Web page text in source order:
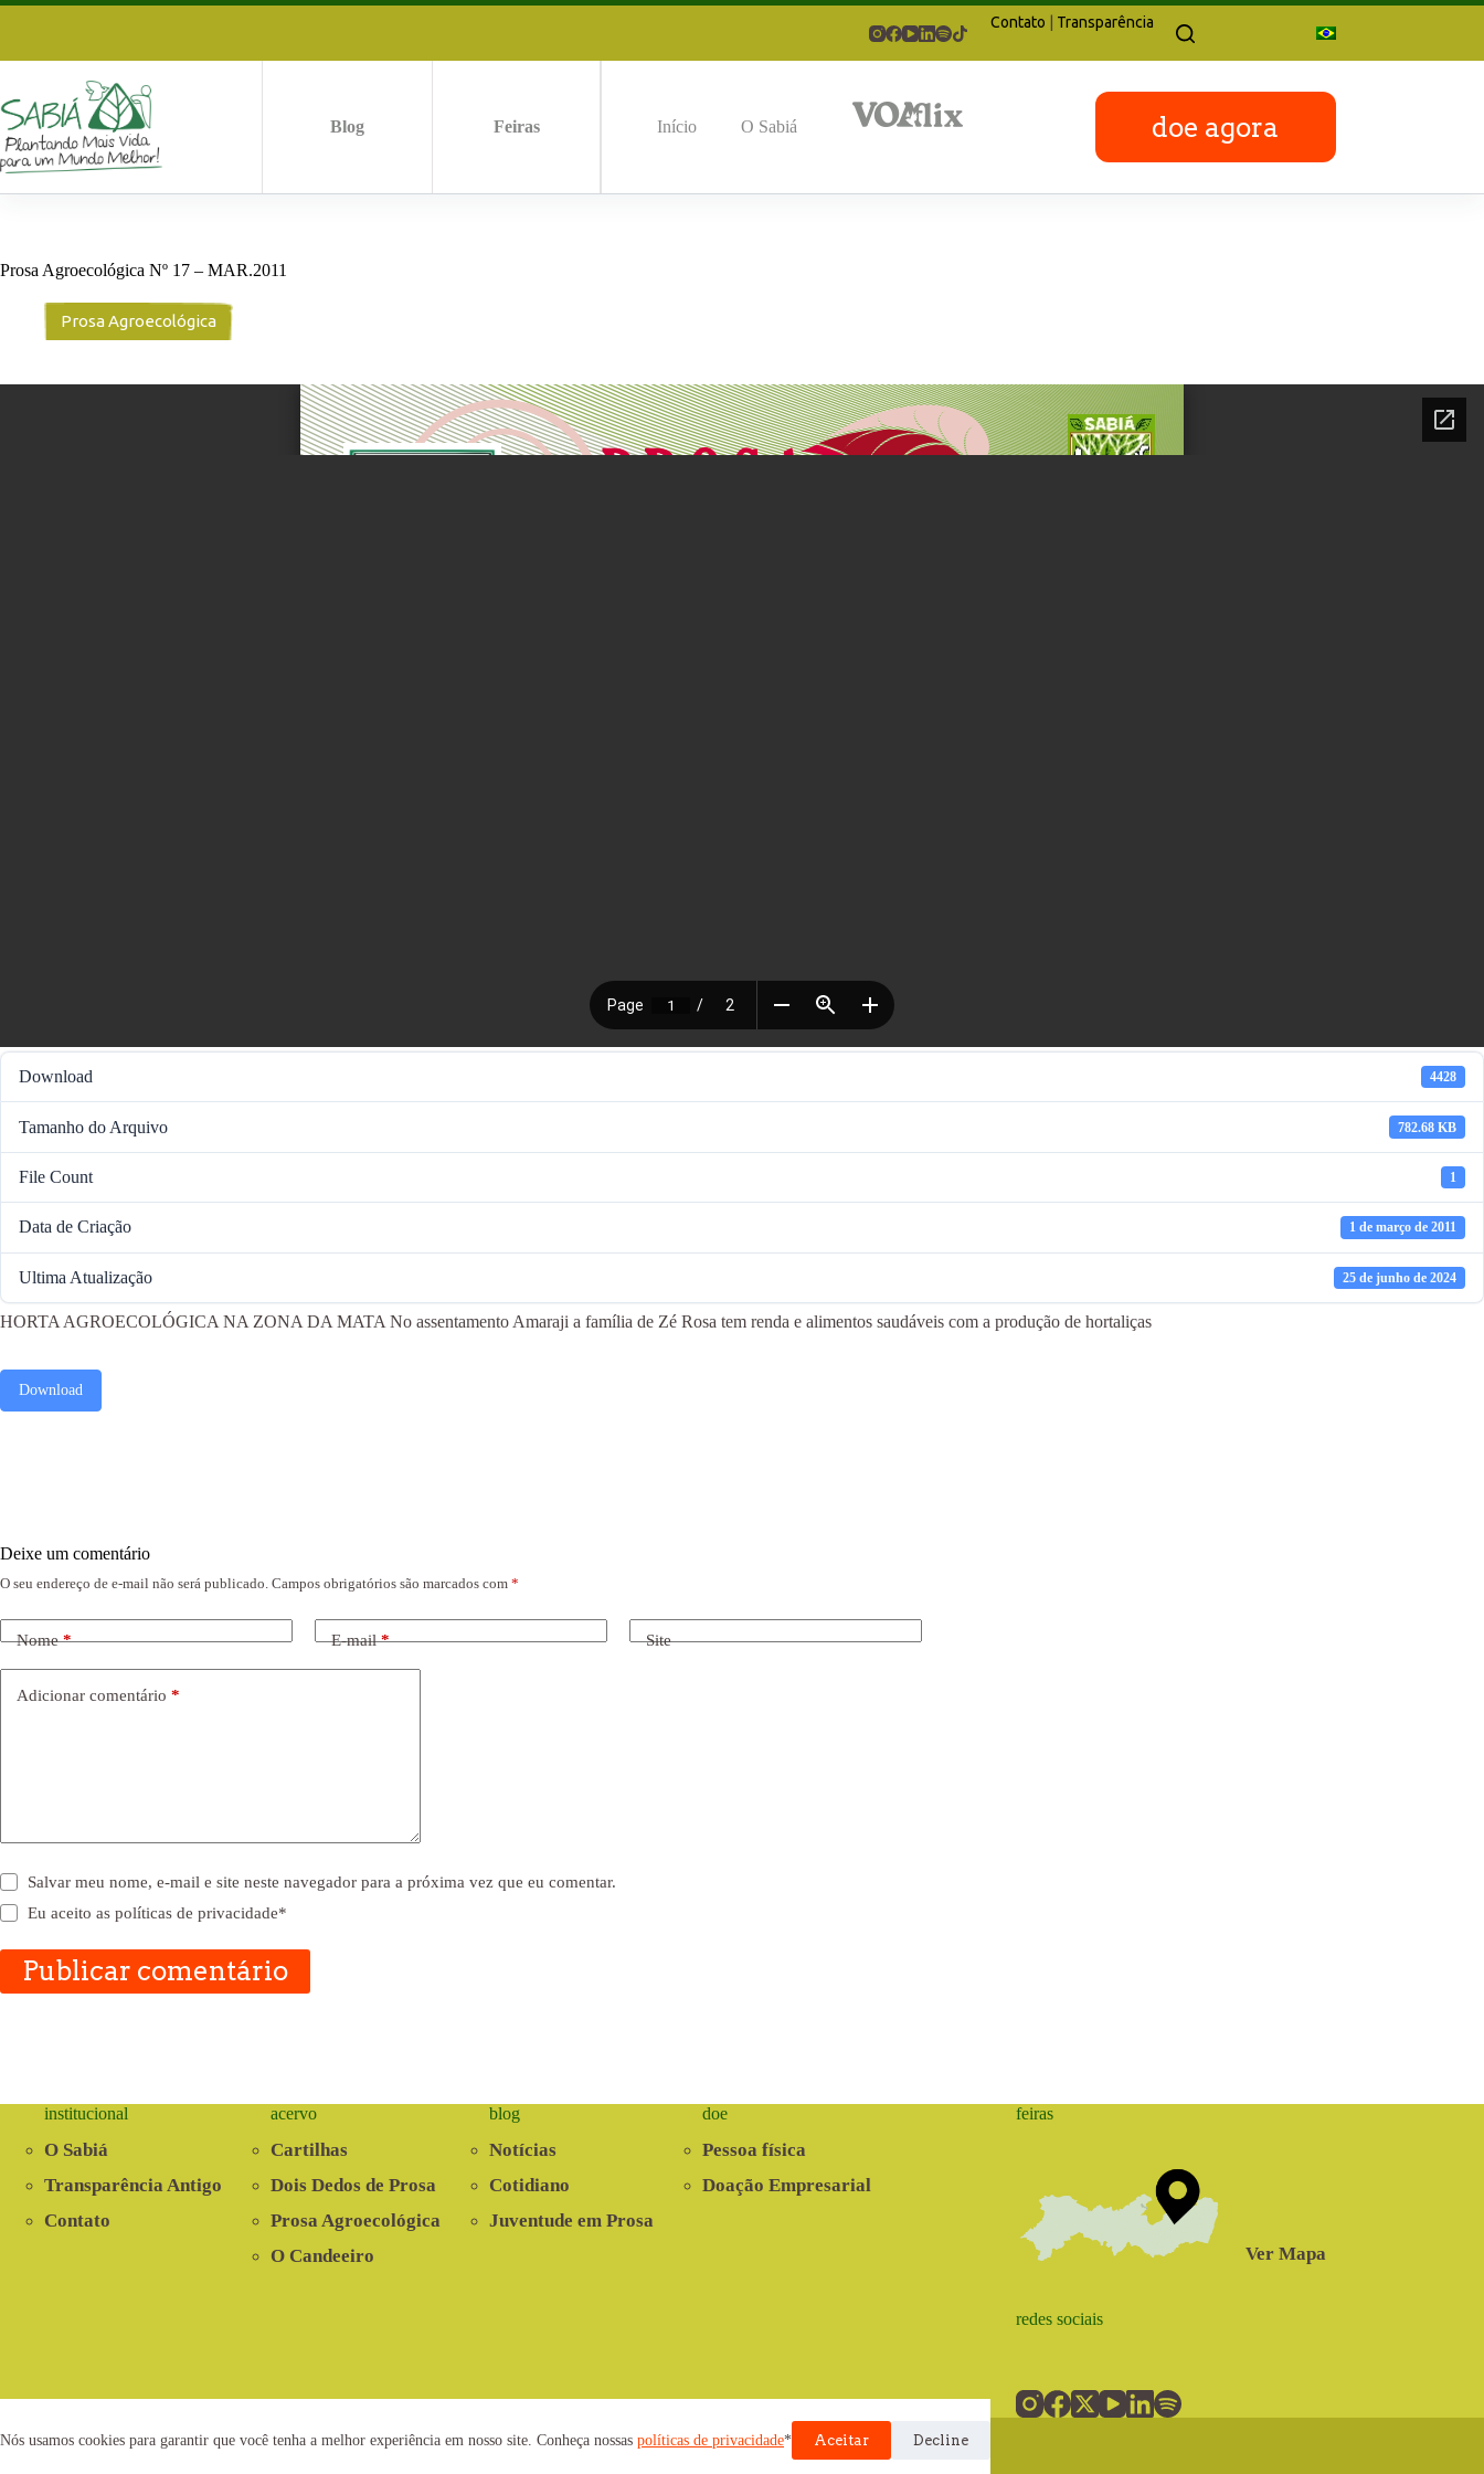
Pular
Nós usamos cookies para garantir que você tenha a melhor experiência em nosso site. Conheça nossas políticas de privacidade* Aceitar Decline
Contato | Transparência
Blog Feiras Início O Sabiá doe agora
Prosa Agroecológica Nº 17 – MAR.2011
Prosa Agroecológica
Download 4428
Tamanho do Arquivo 782.68 KB
File Count 1
Data de Criação 1 de março de 2011
Ultima Atualização 25 de junho de 2024
HORTA AGROECOLÓGICA NA ZONA DA MATA No assentamento Amaraji a família de Zé Rosa tem renda e alimentos saudáveis com a produção de hortaliças
Download
Deixe um comentário
O seu endereço de e-mail não será publicado. Campos obrigatórios são marcados com *
Nome* E-mail* Site
Adicionar comentário *
Salvar meu nome, e-mail e site neste navegador para a próxima vez que eu comentar.
Eu aceito aspolíticas de privacidade*
Publicar comentário
institucional
O Sabiá
Transparência Antigo
Contato
acervo
Cartilhas
Dois Dedos de Prosa
Prosa Agroecológica
O Candeeiro
blog
Notícias
Cotidiano
Juventude em Prosa
doe
Pessoa física
Doação Empresarial
feiras
Ver Mapa
redes sociais
2021 © www.centrosabia.org.br Desenvolvido pela Cooperativa EITA